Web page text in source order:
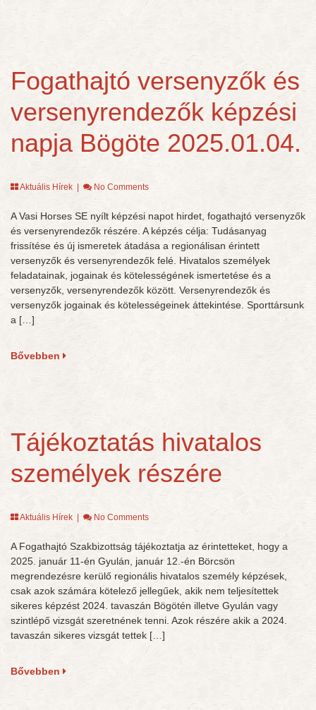
Fogathajtó versenyzők és
versenyrendezők képzési
napja Bögöte 2025.01.04.
Aktuális Hírek No Comments
A Vasi Horses SE nyílt képzési napot hirdet, fogathajtó versenyzők
és versenyrendezők részére. A képzés célja: Tudásanyag
frissítése és új ismeretek átadása a regionálisan érintett
versenyzők és versenyrendezők felé. Hivatalos személyek
feladatainak, jogainak és kötelességének ismertetése és a
versenyzők, versenyrendezők között. Versenyrendezők és
versenyzők jogainak és kötelességeinek áttekintése. Sporttársunk
a […]
Bővebben
Tájékoztatás hivatalos
személyek részére
Aktuális Hírek No Comments
A Fogathajtó Szakbizottság tájékoztatja az érintetteket, hogy a
2025. január 11-én Gyulán, január 12.-én Börcsön
megrendezésre kerülő regionális hivatalos személy képzések,
csak azok számára kötelező jellegűek, akik nem teljesítettek
sikeres képzést 2024. tavaszán Bögötén illetve Gyulán vagy
szintlépő vizsgát szeretnének tenni. Azok részére akik a 2024.
tavaszán sikeres vizsgát tettek […]
Bővebben